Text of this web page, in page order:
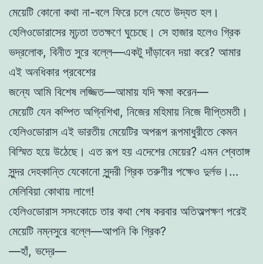
মেয়েটি কোনো কথা না-বলে ফিরে চলে যেতে উদ্যত হল।
হেলিওডোরাসের মূঢ়তা ততক্ষণে ঘুচেছে। সে হাজার হলেও গ্রিক
ভদ্রলোক, বিনীত সুরে বল্লে—একটু দাঁড়াবেন দয়া করে? আমার
এই অনধিকার প্রবেশের
জন্যে আমি বিশেষ লজ্জিত—আমায় যদি ক্ষমা করেন—
মেয়েটি যেন কম্পিত অগ্নিশিখা, নিজের মহিমায় নিজে দীপ্তিমতী।
হেলিওডোরাস এই ভারতীয় মেয়েটির অপরূপ রূপমাধুরীতে কেমন
বিস্মিত হয়ে উঠেছে। এত রূপ হয় এদেশের মেয়ের? এমন শ্বেতাঙ্গ
সুন্দর দেহকান্তি যেকোনো সুন্দরী গ্রিক তরুণীর পক্ষেও দুর্লভ।…
মেলিবিয়া কোথায় লাগে!
হেলিওডোরাস সসংকোচে তার কথা শেষ করবার অতিঅল্পক্ষণ পরেই
মেয়েটি নম্নসুরে বল্লে—আপনি কি গ্রিক?
—হাঁ, ভদ্রে—